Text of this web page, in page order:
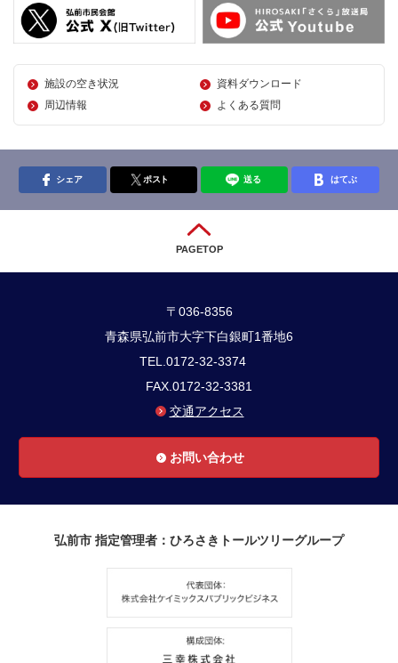
施設の空き状況
資料ダウンロード
周辺情報
よくある質問
シェア ポスト 送る はてぶ
PAGETOP
〒036-8356
青森県弘前市大字下白銀町1番地6
TEL.0172-32-3374
FAX.0172-32-3381
交通アクセス
お問い合わせ
弘前市 指定管理者：ひろさきトールツリーグループ